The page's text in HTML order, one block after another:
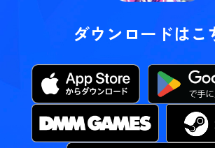
ダウンロードはこ